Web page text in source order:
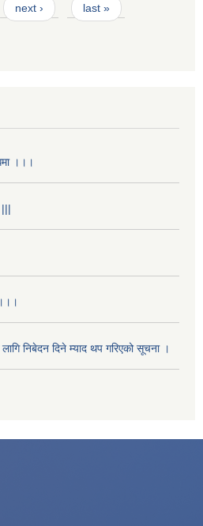
next › last »
।।।
|||
निबेदन दिने म्याद थप गरिएको सूचना ।